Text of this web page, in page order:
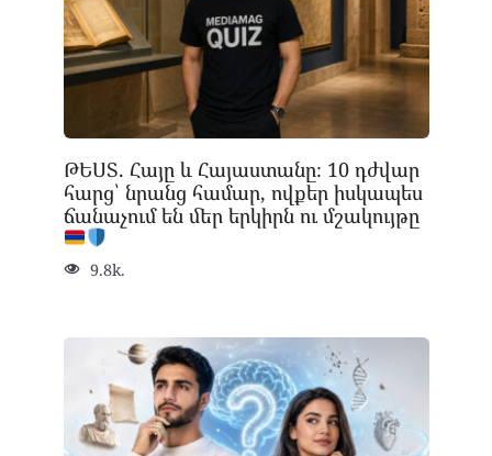
ԹԵՍՏ. Հայը և Հայաստանը։ 10 դժվար
հարց՝ նրանց համար, ովքեր իսկապես
ճանաչում են մեր երկիրն ու մշակույթը
9.8k.